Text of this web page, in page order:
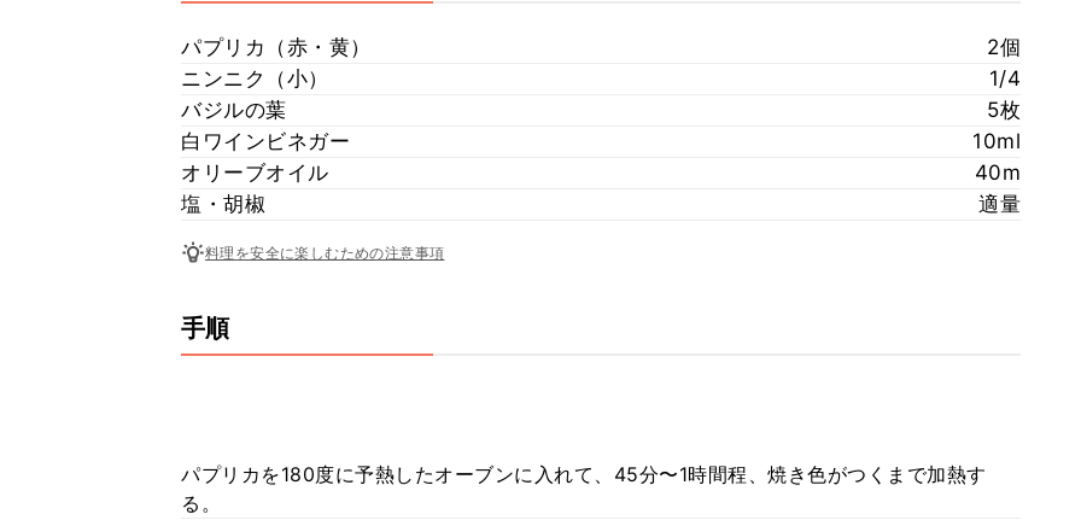
パプリカ（赤・黄）
2個
ニンニク（小）
1/4
バジルの葉
5枚
白ワインビネガー
10ml
オリーブオイル
40m
塩・胡椒
適量
料理を安全に楽しむための注意事項
手順
パプリカを180度に予熱したオーブンに入れて、45分〜1時間程、焼き色がつくまで加熱す
る。